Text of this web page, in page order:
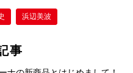
浜辺美波
事